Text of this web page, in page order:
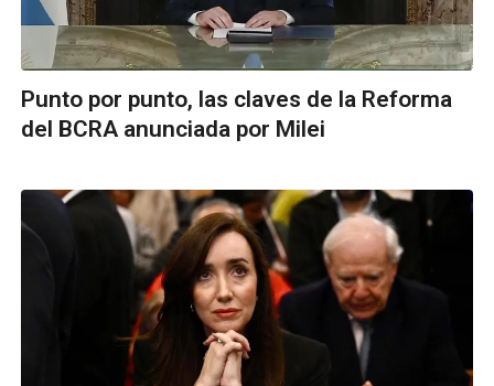
Punto por punto, las claves de la Reforma
del BCRA anunciada por Milei